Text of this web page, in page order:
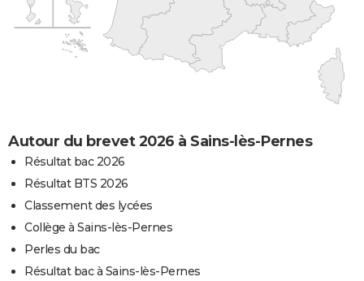
Autour du brevet 2026 à Sains-lès-Pernes
Résultat bac 2026
Résultat BTS 2026
Classement des lycées
Collège à Sains-lès-Pernes
Perles du bac
Résultat bac à Sains-lès-Pernes